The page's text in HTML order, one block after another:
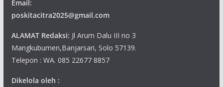
Email:
poskitacitra2025@gmail.com
ALAMAT Redaksi: Jl Arum Dalu III no 3
Mangkubumen,Banjarsari, Solo 57139.
Telepon : WA. 085 22677 8857
Dikelola oleh :